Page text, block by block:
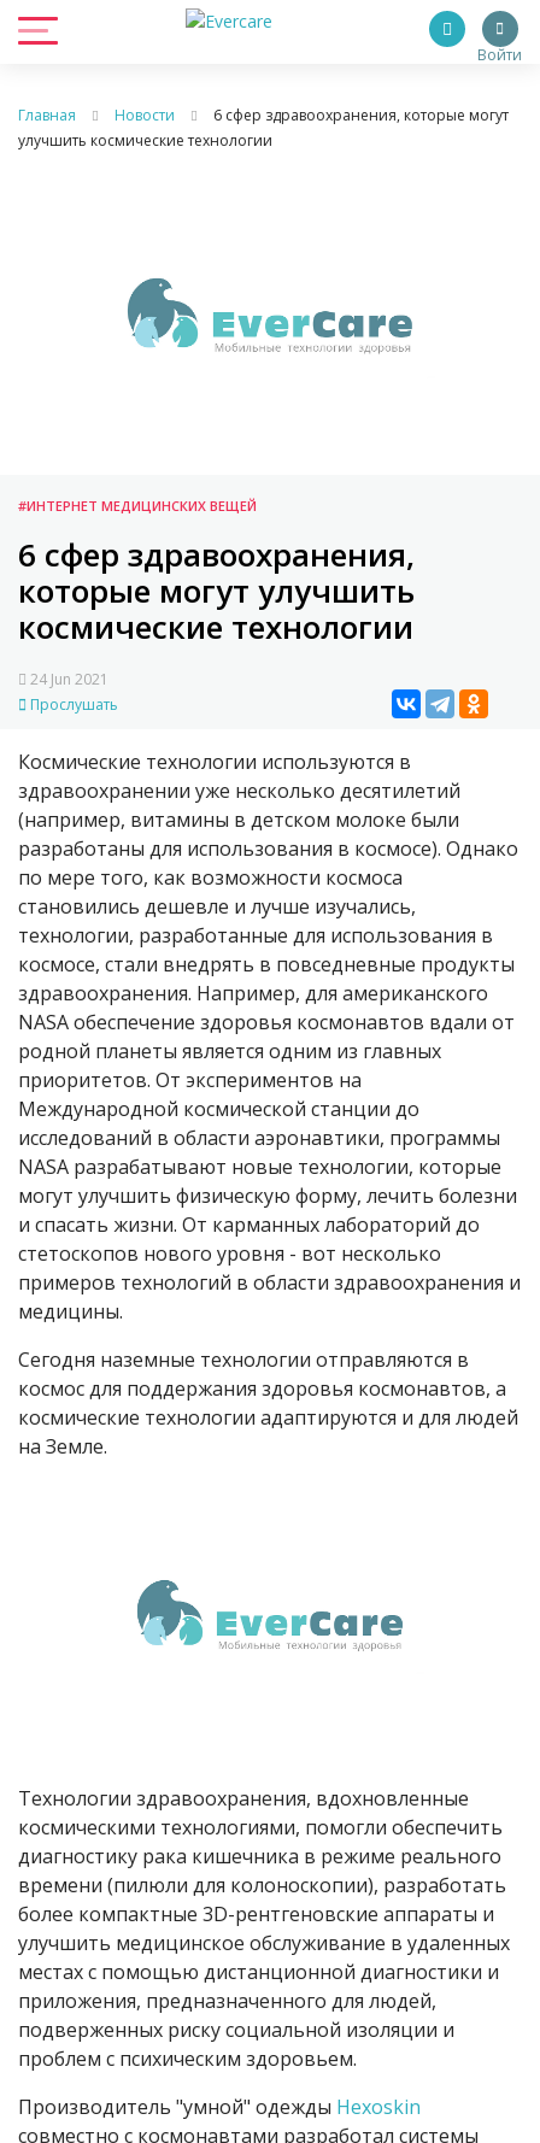
Войти
Главная Новости
6 сфер здравоохранения, которые могут
улучшить космические технологии
#ИНТЕРНЕТ МЕДИЦИНСКИХ ВЕЩЕЙ
6 сфер здравоохранения,
которые могут улучшить
космические технологии
24 Jun 2021
Прослушать
Космические технологии используются в
здравоохранении уже несколько десятилетий
(например, витамины в детском молоке были
разработаны для использования в космосе). Однако
по мере того, как возможности космоса
становились дешевле и лучше изучались,
технологии, разработанные для использования в
космосе, стали внедрять в повседневные продукты
здравоохранения. Например, для американского
NASAобеспечение здоровья космонавтов вдали от
родной планеты является одним из главных
приоритетов. От экспериментов на
Международной космической станции до
исследований в области аэронавтики, программы
NASA разрабатывают новые технологии, которые
могут улучшить физическую форму, лечить болезни
и спасать жизни. От карманных лабораторий до
стетоскопов нового уровня - вот несколько
примеров технологий в области здравоохранения и
медицины.
Сегодня наземные технологии отправляются в
космос для поддержания здоровья космонавтов, а
космические технологии адаптируются и для людей
на Земле.
Технологии здравоохранения, вдохновленные
космическими технологиями, помогли обеспечить
диагностику рака кишечника в режиме реального
времени (пилюли для колоноскопии), разработать
более компактные 3D-рентгеновские аппараты и
улучшить медицинское обслуживание в удаленных
местах с помощью дистанционной диагностики и
приложения, предназначенного для людей,
подверженных риску социальной изоляции и
проблем с психическим здоровьем.
Производитель "умной" одежды Hexoskin
совместно с космонавтами разработал системы